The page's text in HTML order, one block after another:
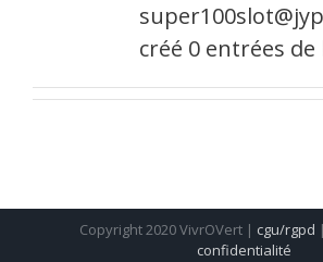
créé 0 entrées de
Copyright 2020 VivrOVert | cgu/rgpd |
confidentialité